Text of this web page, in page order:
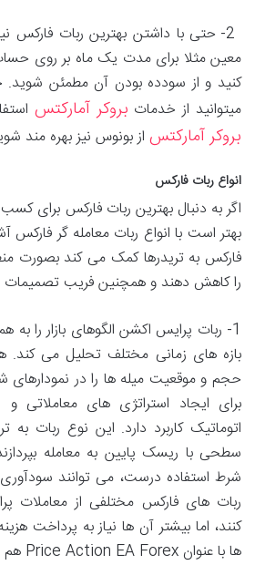
2- حتی با داشتن بهترین ربات فارکس نیز
معین مثلا برای مدت یک ماه بر روی
کنید و از سودده بودن آن مطمئن
میتوانید از خدمات بروکر آمارکتس
بروکر آمارکتس از بونوس نیز بهره مند
انواع ربات فارکس
اگر به دنبال بهترین ربات فارکس برای
بهتر است با انواع ربات معامله گر فارکس
فارکس به تریدرها کمک می کند بصورت
را کاهش دهند و همچنین فریب تصمیمات
1- ربات پرایس اکشن الگوهای بازار را
بازه های زمانی مختلف تحلیل می کند.
حجم و موقعیت میله ها را در نمودارهای
برای ایجاد استراتژی های معاملاتی
اتوماتیک کاربرد دارد. این نوع ربات به
سطحی با ریسک پایین به معامله
شرط استفاده درست، می توانند سودآوری
ربات های فارکس مختلفی از معاملات
کنند، اما بیشتر آن ها نیاز به پرداخت
ها با عنوان Price Action EA Forex هم شناخته می شوند.